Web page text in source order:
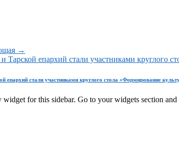
→
Тарской епархий стали участниками круглого
епархий стали участниками круглого стола «Формирование
widget for this sidebar. Go to your widgets section and